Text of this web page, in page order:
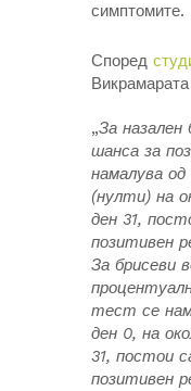
симптомите.
Според
„За
шанса за
намалува
(нулти) на
ден 31,
позитивен
За брисеви
тест се
ден 0, на
31, постои
позитивен